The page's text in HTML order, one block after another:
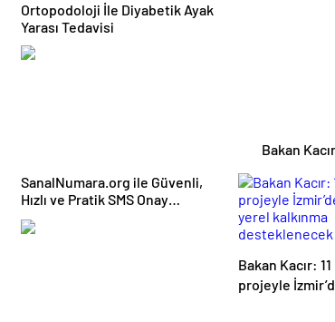
Ortopodoloji İle Diyabetik Ayak
Yarası Tedavisi
SanalNumara.org ile Güvenli,
Hızlı ve Pratik SMS Onay
Çözümleri
Bakan
Bakan Kacır: 11
projeyle